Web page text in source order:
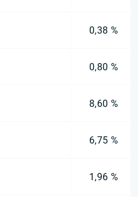
0,38 %
0,80 %
8,60 %
6,75 %
1,96 %